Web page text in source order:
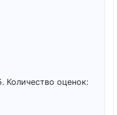
Количество оценок: